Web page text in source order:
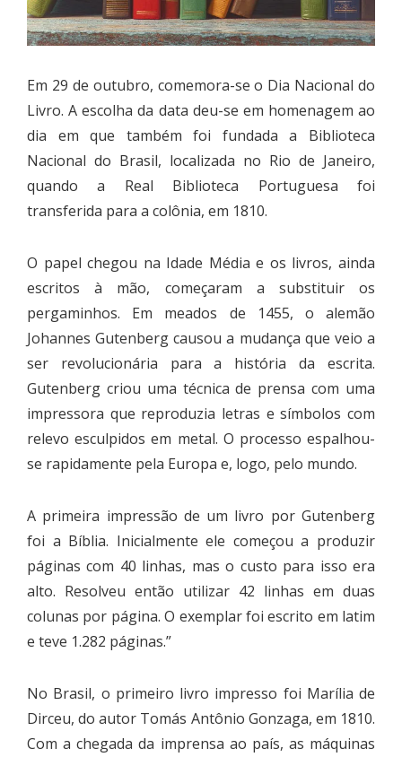
Em 29 de outubro, comemora-se o Dia Nacional do
Livro. A escolha da data deu-se em homenagem ao
dia em que também foi fundada a Biblioteca
Nacional do Brasil, localizada no Rio de Janeiro,
quando a Real Biblioteca Portuguesa foi
transferida para a colônia, em 1810.
O papel chegou na Idade Média e os livros, ainda
escritos à mão, começaram a substituir os
pergaminhos. Em meados de 1455, o alemão
Johannes Gutenberg causou a mudança que veio a
ser revolucionária para a história da escrita.
Gutenberg criou uma técnica de prensa com uma
impressora que reproduzia letras e símbolos com
relevo esculpidos em metal. O processo espalhou-
se rapidamente pela Europa e, logo, pelo mundo.
A primeira impressão de um livro por Gutenberg
foi a Bíblia. Inicialmente ele começou a produzir
páginas com 40 linhas, mas o custo para isso era
alto. Resolveu então utilizar 42 linhas em duas
colunas por página. O exemplar foi escrito em latim
e teve 1.282 páginas.”
No Brasil, o primeiro livro impresso foi Marília de
Dirceu, do autor Tomás Antônio Gonzaga, em 1810.
Com a chegada da imprensa ao país, as máquinas